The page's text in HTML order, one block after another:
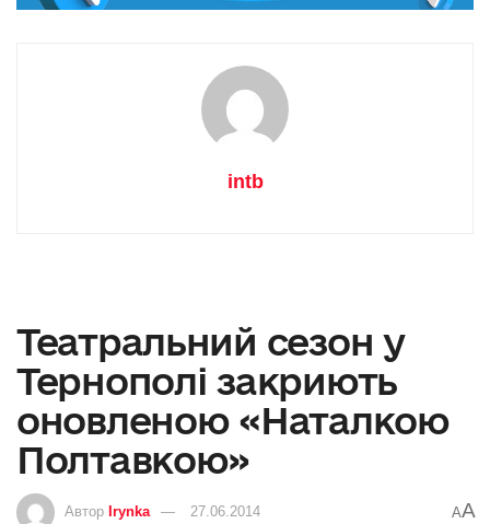
intb
Театральний сезон у
Тернополі закриють
оновленою «Наталкою
Полтавкою»
Автор Irynka 27.06.2014 AA